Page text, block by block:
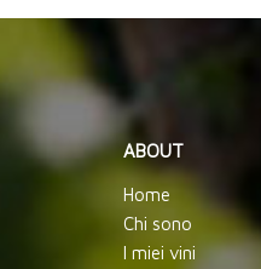
ABOUT
Home
Chi sono
I miei vini